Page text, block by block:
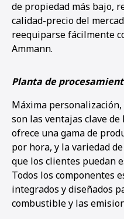
de propiedad más bajo,
calidad-precio del
reequiparse fácilmente
Ammann.
Planta de
Máxima
son las ventajas clave
ofrece una gama de
por hora, y la variedad
que los clientes puedan
Todos los componentes
integrados y diseñados
combustible y las